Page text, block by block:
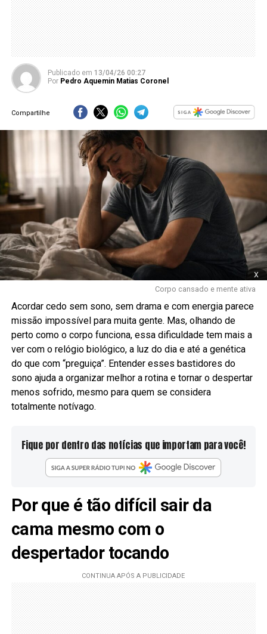
Publicado em 13/04/26 00:27
Por Pedro Aquemin Matias Coronel
Compartilhe
x
Corpo cansado e mente ativa
Acordar cedo sem sono, sem drama e com energia parece
missão impossível para muita gente. Mas, olhando de
perto como o corpo funciona, essa dificuldade tem mais a
ver com o relógio biológico, a luz do dia e até a genética
do que com “preguiça”. Entender esses bastidores do
sono ajuda a organizar melhor a rotina e tornar o despertar
menos sofrido, mesmo para quem se considera
totalmente notívago.
Fique por dentro das notícias que importam para você!
Por que é tão difícil sair da
cama mesmo com o
despertador tocando